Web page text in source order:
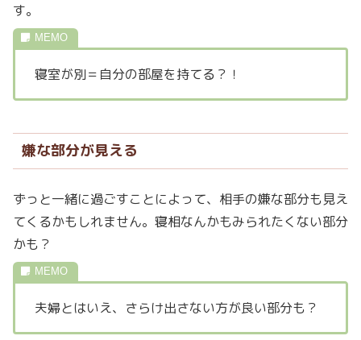
す。
寝室が別＝自分の部屋を持てる？！
嫌な部分が見える
ずっと一緒に過ごすことによって、相手の嫌な部分も見え
てくるかもしれません。寝相なんかもみられたくない部分
かも？
夫婦とはいえ、さらけ出さない方が良い部分も？